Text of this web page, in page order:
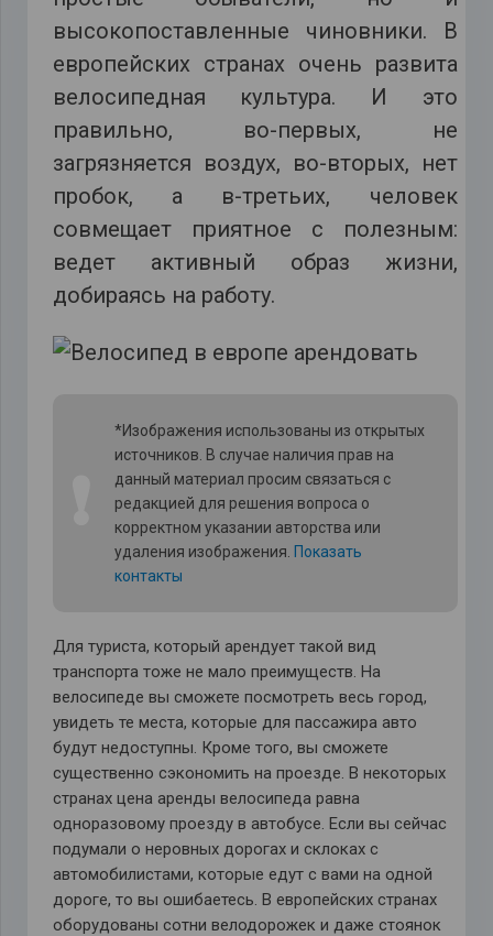
высокопоставленные чиновники. В
европейских странах очень развита
велосипедная культура. И это
правильно, во-первых, не
загрязняется воздух, во-вторых, нет
пробок, а в-третьих, человек
совмещает приятное с полезным:
ведет активный образ жизни,
добираясь на работу.
*Изображения использованы из открытых
источников. В случае наличия прав на
данный материал просим связаться с
редакцией для решения вопроса о
корректном указании авторства или
удаления изображения. Показать
контакты
Для туриста, который арендует такой вид
транспорта тоже не мало преимуществ. На
велосипеде вы сможете посмотреть весь город,
увидеть те места, которые для пассажира авто
будут недоступны. Кроме того, вы сможете
существенно сэкономить на проезде. В некоторых
странах цена аренды велосипеда равна
одноразовому проезду в автобусе. Если вы сейчас
подумали о неровных дорогах и склоках с
автомобилистами, которые едут с вами на одной
дороге, то вы ошибаетесь. В европейских странах
оборудованы сотни велодорожек и даже стоянок